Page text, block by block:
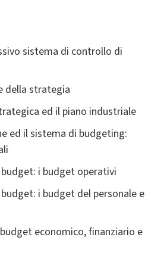
sistema di controllo di
della strategia
ed il piano industriale
ed il sistema di budgeting:
i budget operativi
i budget del personale e
economico, finanziario e